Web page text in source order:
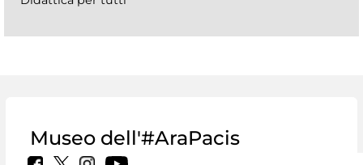
Museo dell'#AraPacis